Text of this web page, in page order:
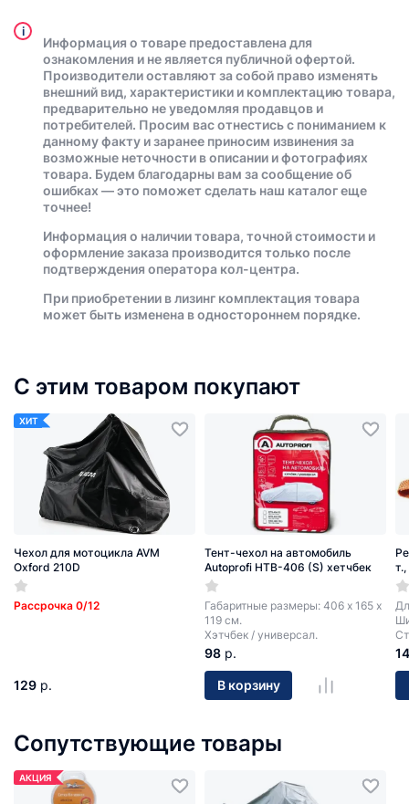
i
Информация о товаре предоставлена для
ознакомления и не является публичной офертой.
Производители оставляют за собой право изменять
внешний вид, характеристики и комплектацию товара,
предварительно не уведомляя продавцов и
потребителей. Просим вас отнестись с пониманием к
данному факту и заранее приносим извинения за
возможные неточности в описании и фотографиях
товара. Будем благодарны вам за сообщение об
ошибках — это поможет сделать наш каталог еще
точнее!
Информация о наличии товара, точной стоимости и
оформление заказа производится только после
подтверждения оператора кол-центра.
При приобретении в лизинг комплектация товара
может быть изменена в одностороннем порядке.
С этим товаром покупают
ХИТ
Чехол для мотоцикла AVM
Oxford 210D
Рассрочка 0/12
129 р.
Тент-чехол на автомобиль
Autoprofi HTB-406 (S) хетчбек
Габаритные размеры: 406 х 165 х
119 см.
Хэтчбек / универсал.
98 р.
В корзину
14
Сопутствующие товары
АКЦИЯ